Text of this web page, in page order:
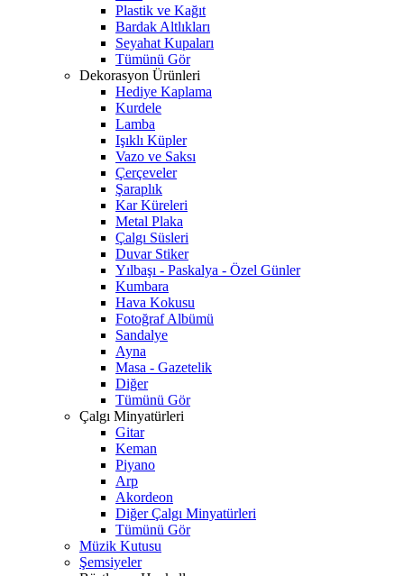
Plastik ve Kağıt
Bardak Altlıkları
Seyahat Kupaları
Tümünü Gör
Dekorasyon Ürünleri
Hediye Kaplama
Kurdele
Lamba
Işıklı Küpler
Vazo ve Saksı
Çerçeveler
Şaraplık
Kar Küreleri
Metal Plaka
Çalgı Süsleri
Duvar Stiker
Yılbaşı - Paskalya - Özel Günler
Kumbara
Hava Kokusu
Fotoğraf Albümü
Sandalye
Ayna
Masa - Gazetelik
Diğer
Tümünü Gör
Çalgı Minyatürleri
Gitar
Keman
Piyano
Arp
Akordeon
Diğer Çalgı Minyatürleri
Tümünü Gör
Müzik Kutusu
Şemsiyeler